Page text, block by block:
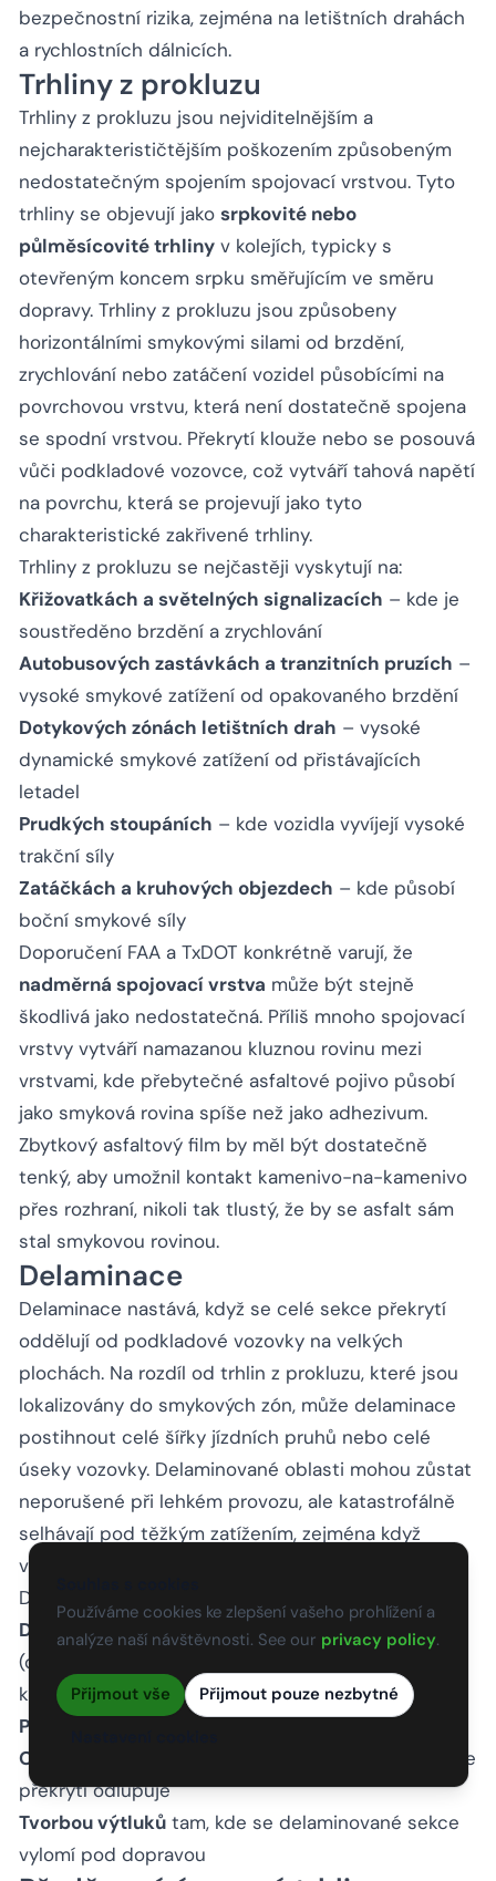
bezpečnostní rizika, zejména na letištních drahách
a rychlostních dálnicích.
Trhliny z prokluzu
Trhliny z prokluzu jsou nejviditelnějším a
nejcharakterističtějším poškozením způsobeným
nedostatečným spojením spojovací vrstvou. Tyto
trhliny se objevují jako srpkovité nebo
půlměsícovité trhliny v kolejích, typicky s
otevřeným koncem srpku směřujícím ve směru
dopravy. Trhliny z prokluzu jsou způsobeny
horizontálními smykovými silami od brzdění,
zrychlování nebo zatáčení vozidel působícími na
povrchovou vrstvu, která není dostatečně spojena
se spodní vrstvou. Překrytí klouže nebo se posouvá
vůči podkladové vozovce, což vytváří tahová napětí
na povrchu, která se projevují jako tyto
charakteristické zakřivené trhliny.
Trhliny z prokluzu se nejčastěji vyskytují na:
Křižovatkách a světelných signalizacích – kde je
soustředěno brzdění a zrychlování
Autobusových zastávkách a tranzitních pruzích –
vysoké smykové zatížení od opakovaného brzdění
Dotykových zónách letištních drah – vysoké
dynamické smykové zatížení od přistávajících
letadel
Prudkých stoupáních – kde vozidla vyvíjejí vysoké
trakční síly
Zatáčkách a kruhových objezdech – kde působí
boční smykové síly
Doporučení FAA a TxDOT konkrétně varují, že
nadměrná spojovací vrstva může být stejně
škodlivá jako nedostatečná. Příliš mnoho spojovací
vrstvy vytváří namazanou kluznou rovinu mezi
vrstvami, kde přebytečné asfaltové pojivo působí
jako smyková rovina spíše než jako adhezivum.
Zbytkový asfaltový film by měl být dostatečně
tenký, aby umožnil kontakt kamenivo-na-kamenivo
přes rozhraní, nikoli tak tlustý, že by se asfalt sám
stal smykovou rovinou.
Delaminace
Delaminace nastává, když se celé sekce překrytí
oddělují od podkladové vozovky na velkých
plochách. Na rozdíl od trhlin z prokluzu, které jsou
lokalizovány do smykových zón, může delaminace
postihnout celé šířky jízdních pruhů nebo celé
úseky vozovky. Delaminované oblasti mohou zůstat
neporušené při lehkém provozu, ale katastrofálně
selhávají pod těžkým zatížením, zejména když
vlhkost pronikla do odpojeného rozhraní.
Delaminace je často zjistitelná:
Dutým zvukem
při poklepávání na povrch vozovky
(dutý zvuk při průzkumu řetězovým tahem nebo
kladívkem)
Podélnými trhlinami
Okrajovým rozpadáním
na okrajích vozovky, kde se
překrytí odlupuje
Tvorbou výtluků tam, kde se delaminované sekce
vylomí pod dopravou
Používáme cookies ke zlepšení vašeho prohlížení a
analýze naší návštěvnosti. See our privacy policy.
Přijmout vše
Přijmout pouze nezbytné